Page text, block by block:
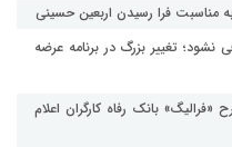
مناسبت فرا رسیدن اربعین حسینی
نشود؛ تغییر بزرگ در برنامه عرضه
بانک رفاه کارگران اعلام